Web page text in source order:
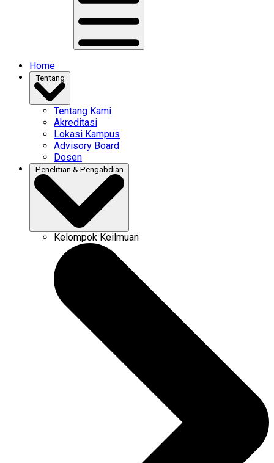
Home
Tentang Kami
Akreditasi
Lokasi Kampus
Advisory Board
Dosen
Kelompok Keilmuan